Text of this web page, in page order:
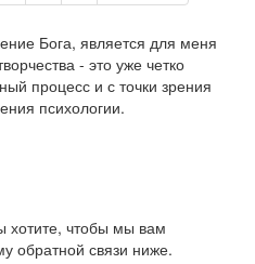
Бога, является для меня
- это уже четко
процесс и с точки зрения
психологии.
хотите, чтобы мы вам
обратной связи ниже.